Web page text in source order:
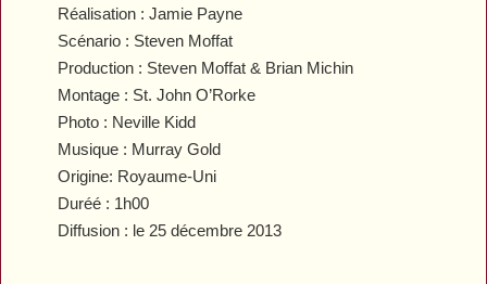
Réalisation : Jamie Payne
Scénario : Steven Moffat
Production : Steven Moffat & Brian Michin
Montage : St. John O’Rorke
Photo : Neville Kidd
Musique : Murray Gold
Origine: Royaume-Uni
Duréé : 1h00
Diffusion : le 25 décembre 2013